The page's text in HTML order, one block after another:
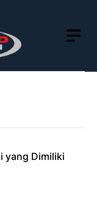
yang Dimiliki